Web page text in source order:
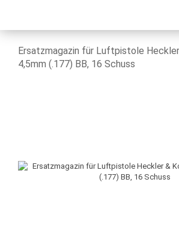
Ersatzmagazin für Luftpistole
4,5mm (.177) BB, 16 Schuss